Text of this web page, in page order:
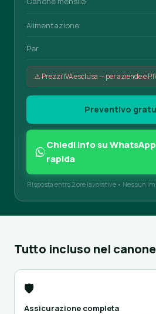
Alimentazione
Per
⚠️ Prezzi IVA esclusa — per aziende e
Preventivo
Chiedi info su
rapida
Risposta entro 2 ore lavorative • Nessun
Tutto incluso nel
🛡️
Assicurazione completa